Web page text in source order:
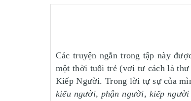
Các truyện ngắn trong tập này
một thời tuổi trẻ (vơi tư cách là thư
Kiếp Người. Trong lời tự sự của
kiểu người, phận người, kiếp